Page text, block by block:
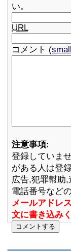
い。
URL
コメント (
注意事項:
登録していま
がある人は登
広告,犯罪幇助
電話番号など
メールアドレ
文に書き込み